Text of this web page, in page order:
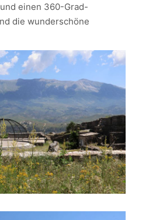
einen 360-Grad-
die wunderschöne